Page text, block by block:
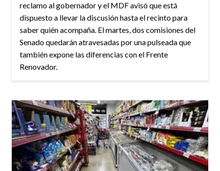
reclamo al gobernador y el MDF avisó que está
dispuesto a llevar la discusión hasta el recinto para
saber quién acompaña. El martes, dos comisiones del
Senado quedarán atravesadas por una pulseada que
también expone las diferencias con el Frente
Renovador.